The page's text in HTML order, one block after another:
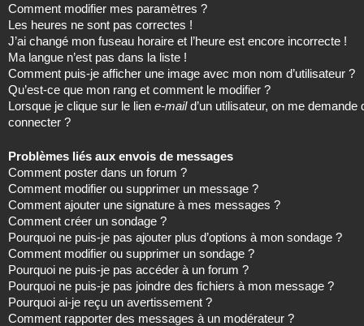
Comment modifier mes paramètres ?
Les heures ne sont pas correctes !
J’ai changé mon fuseau horaire et l’heure est encore incorrecte !
Ma langue n’est pas dans la liste !
Comment puis-je afficher une image avec mon nom d’utilisateur ?
Qu’est-ce que mon rang et comment le modifier ?
Lorsque je clique sur le lien e-maild’un utilisateur, on me demande
connecter ?
Problèmes liés aux envois de messages
Comment poster dans un forum ?
Comment modifier ou supprimer un message ?
Comment ajouter une signature à mes messages ?
Comment créer un sondage ?
Pourquoi ne puis-je pas ajouter plus d’options à mon sondage ?
Comment modifier ou supprimer un sondage ?
Pourquoi ne puis-je pas accéder à un forum ?
Pourquoi ne puis-je pas joindre des fichiers à mon message ?
Pourquoi ai-je reçu un avertissement ?
Comment rapporter des messages à un modérateur ?